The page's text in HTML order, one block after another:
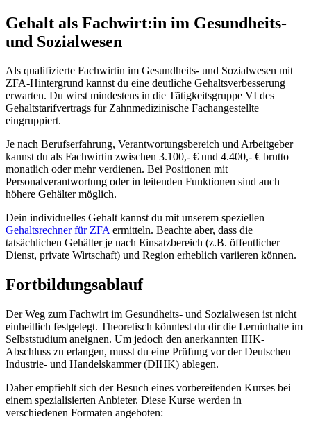
Gehalt als Fachwirt:in im Gesundheits-
und Sozialwesen
Als qualifizierte Fachwirtin im Gesundheits- und Sozialwesen mit
ZFA-Hintergrund kannst du eine deutliche Gehaltsverbesserung
erwarten. Du wirst mindestens in die Tätigkeitsgruppe VI des
Gehaltstarifvertrags für Zahnmedizinische Fachangestellte
eingruppiert.
Je nach Berufserfahrung, Verantwortungsbereich und Arbeitgeber
kannst du als Fachwirtin zwischen 3.100,- € und 4.400,- € brutto
monatlich oder mehr verdienen. Bei Positionen mit
Personalverantwortung oder in leitenden Funktionen sind auch
höhere Gehälter möglich.
Dein individuelles Gehalt kannst du mit unserem speziellen
Gehaltsrechner für ZFAermitteln. Beachte aber, dass die
tatsächlichen Gehälter je nach Einsatzbereich (z.B. öffentlicher
Dienst, private Wirtschaft) und Region erheblich variieren können.
Fortbildungsablauf
Der Weg zum Fachwirt im Gesundheits- und Sozialwesen ist nicht
einheitlich festgelegt. Theoretisch könntest du dir die Lerninhalte im
Selbststudium aneignen. Um jedoch den anerkannten IHK-
Abschluss zu erlangen, musst du eine Prüfung vor der Deutschen
Industrie- und Handelskammer (DIHK) ablegen.
Daher empfiehlt sich der Besuch eines vorbereitenden Kurses bei
einem spezialisierten Anbieter. Diese Kurse werden in
verschiedenen Formaten angeboten: